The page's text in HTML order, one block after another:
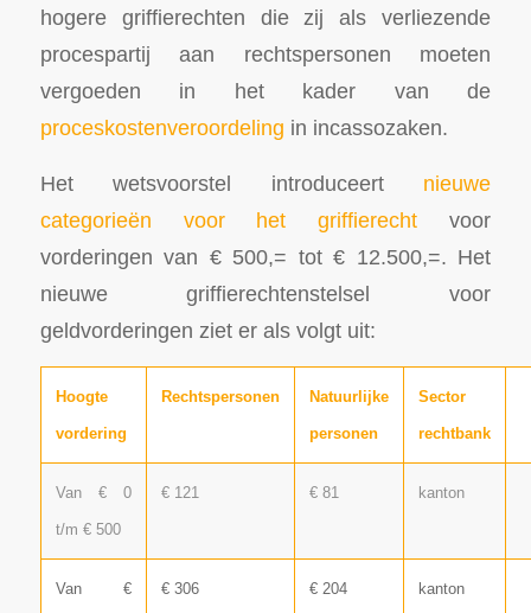
hogere griffierechten die zij als verliezende
procespartij aan rechtspersonen moeten
vergoeden in het kader van de
proceskostenveroordeling in incassozaken.
Het wetsvoorstel introduceert nieuwe
categorieën voor het griffierecht voor
vorderingen van € 500,= tot € 12.500,=. Het
nieuwe griffierechtenstelsel voor
geldvorderingen ziet er als volgt uit:
Hoogte
vordering
Rechtspersonen Natuurlijke
personen
Sector
rechtbank
Van € 0
t/m € 500
€ 121 € 81 kanton
Van € € 306 € 204 kanton